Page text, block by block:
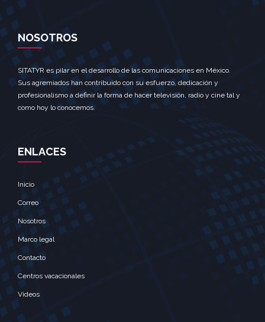
NOSOTROS
SITATYR es pilar en el desarrollo de las comunicaciones en México.
Sus agremiados han contribuido con su esfuerzo, dedicación y
profesionalismo a definir la forma de hacer televisión, radio y cine tal y
como hoy lo conocemos.
ENLACES
Inicio
Correo
Nosotros
Marco legal
Contacto
Centros vacacionales
Videos